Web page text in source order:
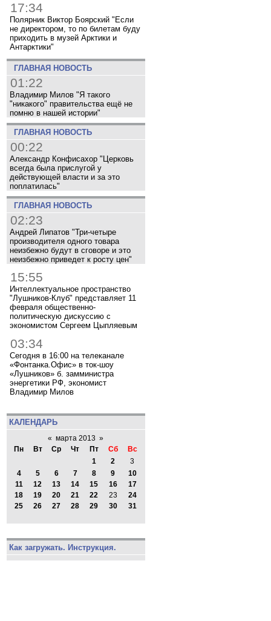
17:34
Полярник Виктор Боярский "Если
не директором, то по билетам буду
приходить в музей Арктики и
Антарктики"
ГЛАВНАЯ НОВОСТЬ
01:22
Владимир Милов "Я такого
"никакого" правительства ещё не
помню в нашей истории"
ГЛАВНАЯ НОВОСТЬ
00:22
Александр Конфисахор "Церковь
всегда была прислугой у
действующей власти и за это
поплатилась"
ГЛАВНАЯ НОВОСТЬ
02:23
Андрей Липатов "Три-четыре
производителя одного товара
неизбежно будут в сговоре и это
неизбежно приведет к росту цен"
15:55
Интеллектуальное пространство
"Лушников-Клуб" представляет 11
февраля общественно-
политическую дискуссию с
экономистом Сергеем Цыпляевым
03:34
Сегодня в 16:00 на телеканале
«Фонтанка.Офис» в ток-шоу
«Лушников» б. замминистра
энергетики РФ, экономист
Владимир Милов
КАЛЕНДАРЬ
« марта 2013 »
Пн
Вт Ср Чт Пт Сб
Вс
1
2
3
4
5 6 7 8 9
10
11
12 13 14 15 16
17
18
19 20 21 22 23
24
25
26 27 28 29 30 31
Как загружать. Инструкция.